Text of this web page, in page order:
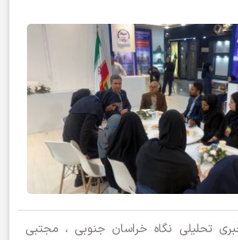
تحلیلی نگاه خراسان‌ جنوبی ، مجتبی